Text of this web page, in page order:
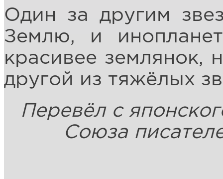
Один за другим
Землю, и
красивее землянок,
другой из тяжёлых
Перевёл с
Союза